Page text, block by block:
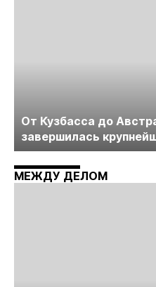
От Кузбасса до
завершилась
технологий «Недра
Майнинг»
МЕЖДУ ДЕЛОМ